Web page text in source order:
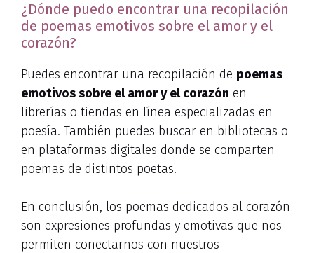
¿Dónde puedo encontrar una recopilación
de poemas emotivos sobre el amor y el
corazón?
Puedes encontrar una recopilación de poemas
emotivos sobre el amor y el corazón en
librerías o tiendas en línea especializadas en
poesía. También puedes buscar en bibliotecas o
en plataformas digitales donde se comparten
poemas de distintos poetas.
En conclusión, los poemas dedicados al corazón
son expresiones profundas y emotivas que nos
permiten conectarnos con nuestros